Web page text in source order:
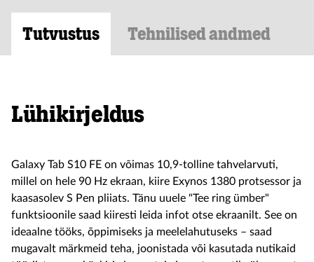
Tutvustus Tehnilised andmed
Lühikirjeldus
Galaxy Tab S10 FE on võimas 10,9-tolline tahvelarvuti,
millel on hele 90 Hz ekraan, kiire Exynos 1380 protsessor ja
kaasasolev S Pen pliiats. Tänu uuele "Tee ring ümber"
funktsioonile saad kiiresti leida infot otse ekraanilt. See on
ideaalne tööks, õppimiseks ja meelelahutuseks – saad
mugavalt märkmeid teha, joonistada või kasutada nutikaid